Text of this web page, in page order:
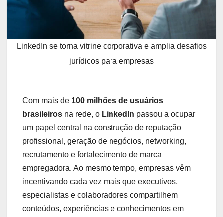
LinkedIn se torna vitrine corporativa e amplia desafios
jurídicos para empresas
Com mais de 100 milhões de usuários
brasileiros na rede, o LinkedIn passou a ocupar
um papel central na construção de reputação
profissional, geração de negócios, networking,
recrutamento e fortalecimento de marca
empregadora. Ao mesmo tempo, empresas vêm
incentivando cada vez mais que executivos,
especialistas e colaboradores compartilhem
conteúdos, experiências e conhecimentos em